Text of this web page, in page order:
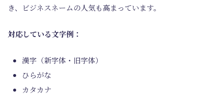
き、ビジネスネームの人気も高まっています。
対応している文字例：
漢字（新字体・旧字体）
ひらがな
カタカナ